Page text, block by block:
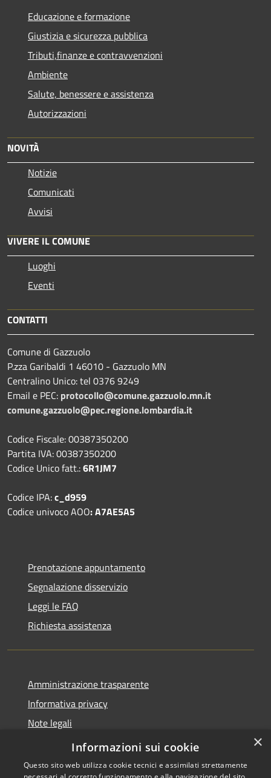
Educazione e formazione
Giustizia e sicurezza pubblica
Tributi,finanze e contravvenzioni
Ambiente
Salute, benessere e assistenza
Autorizzazioni
NOVITÀ
Notizie
Comunicati
Avvisi
VIVERE IL COMUNE
Luoghi
Eventi
CONTATTI
Comune di Gazzuolo
P.zza Garibaldi 1 46010 - Gazzuolo MN
Centralino Unico: tel 0376 9249
Email e PEC: protocollo@comune.gazzuolo.mn.it
comune.gazzuolo@pec.regione.lombardia.it
Codice Fiscale: 00387350200
Partita IVA: 00387350200
Codice Unico fatt.:6R1JM7
Codice IPA:c_d959
Codice univoco AOO: A7AE5A5
Prenotazione appuntamento
Segnalazione disservizio
Leggi le FAQ
Richiesta assistenza
Amministrazione trasparente
Informativa privacy
Note legali
Dichiarazione di accessibilità
×
Informazioni sui cookie
Questo sito web utilizza cookie tecnici e assimilati strettamente